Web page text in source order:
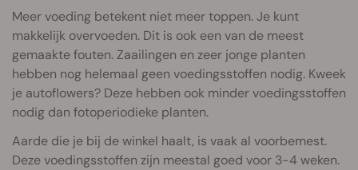
Meer voeding betekent niet meer toppen. Je kunt
makkelijk overvoeden. Dit is ook een van de meest
gemaakte fouten. Zaailingen en zeer jonge planten
hebben nog helemaal geen voedingsstoffen nodig. Kweek
je autoflowers? Deze hebben ook minder voedingsstoffen
nodig dan fotoperiodieke planten.
Aarde die je bij de winkel haalt, is vaak al voorbemest.
Deze voedingsstoffen zijn meestal goed voor 3-4 weken.